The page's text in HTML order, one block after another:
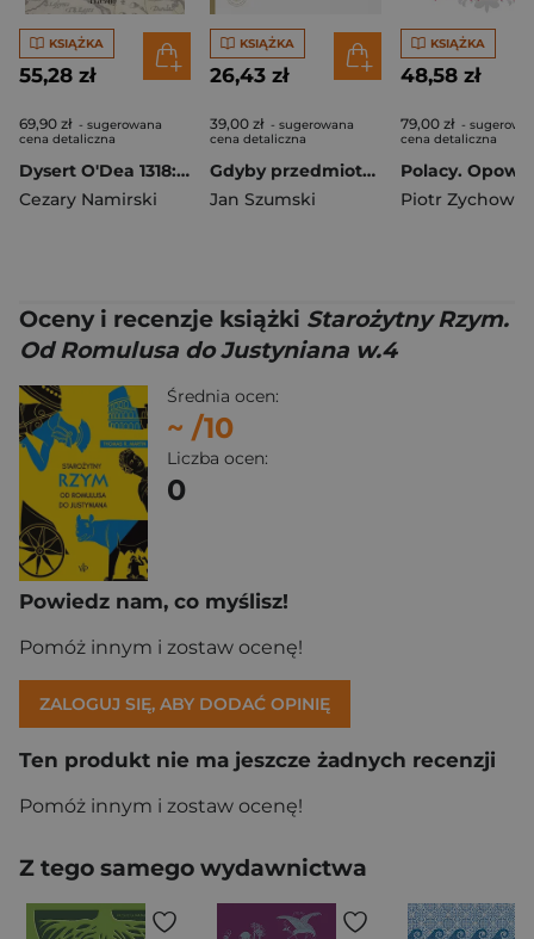
KSIĄŻKA
55,28 zł
69,90 zł - sugerowana
cena detaliczna
Dysert O'Dea 1318: Gaelicki trumf nad Normanami
Cezary Namirski
KSIĄŻKA
26,43 zł
39,00 zł - sugerowana
cena detaliczna
Gdyby przedmioty umiały mówić… Ocalone w artefaktach losy Polaków deportowanych do Kazachstanu
Jan Szumski
KSIĄŻKA
48,58 zł
79,00 zł -
cena detaliczna
Piotr
Oceny i recenzje książki Starożytny Rzym.
Od Romulusa do Justyniana w.4
Średnia ocen:
~ /10
Liczba ocen:
0
Powiedz nam, co myślisz!
Pomóż innym i zostaw ocenę!
ZALOGUJ SIĘ, ABY DODAĆ OPINIĘ
Ten produkt nie ma jeszcze żadnych recenzji
Pomóż innym i zostaw ocenę!
Z tego samego wydawnictwa